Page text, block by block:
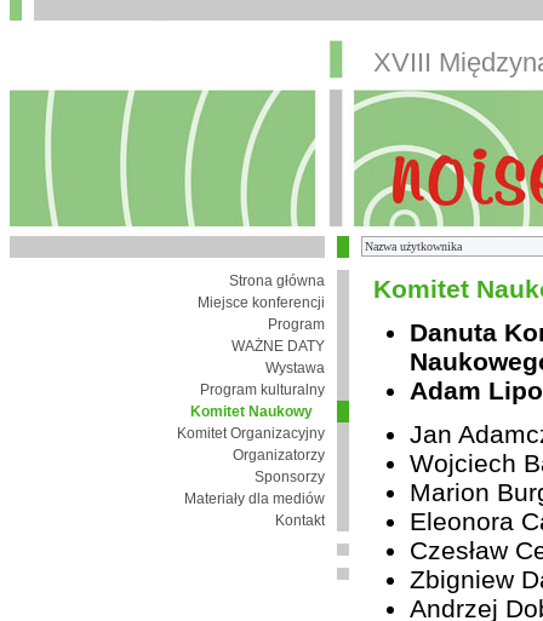
XVIII
Strona główna
Miejsce konferencji
Program
WAŻNE DATY
Wystawa
Program kulturalny
Komitet Naukowy
Komitet Organizacyjny
Organizatorzy
Sponsorzy
Materiały dla mediów
Kontakt
Komitet
Danuta
Adam
Jan
Wojciech
Marion
Eleonora
Czesław
Zbigniew
Andrzej